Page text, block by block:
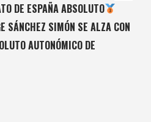
DE ESPAÑA ABSOLUTO
SÁNCHEZ SIMÓN SE ALZA CON
AUTONÓMICO DE